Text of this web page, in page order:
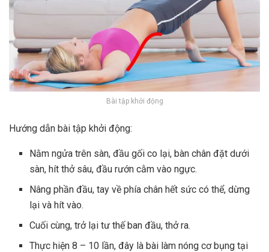
Bài tập khởi động
Hướng dẫn bài tập khởi động:
Nằm ngửa trên sàn, đầu gối co lại, bàn chân đặt dưới
sàn, hít thở sâu, đầu rướn cằm vào ngực.
Nâng phần đầu, tay về phía chân hết sức có thể, dừng
lại và hít vào.
Cuối cùng, trở lại tư thế ban đầu, thở ra.
Thực hiện 8 – 10 lần, đây là bài làm nóng cơ bụng tại